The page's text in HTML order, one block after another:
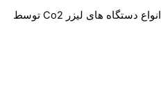
تعمیر منبع تغذیه (power supply) انواع دستگاه های لیزر Co2 توسط